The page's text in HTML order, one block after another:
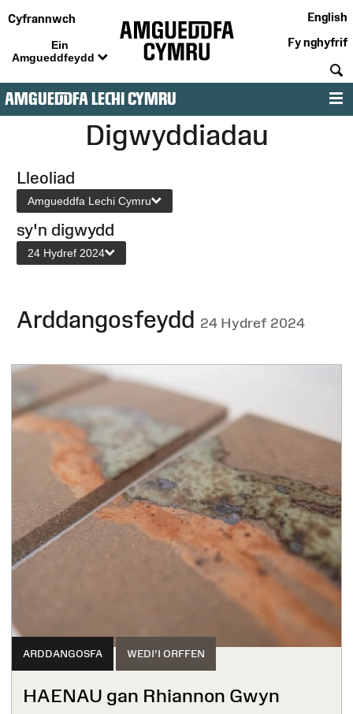
Cyfrannwch
Ein
Amgueddfeydd
English
Fy nghyfrif
AMGUEDDFA LECHI CYMRU
Digwyddiadau
Lleoliad
Amgueddfa Lechi Cymru
sy'n digwydd
24 Hydref 2024
Arddangosfeydd 24 Hydref 2024
ARDDANGOSFA WEDI'I ORFFEN
HAENAU gan Rhiannon Gwyn